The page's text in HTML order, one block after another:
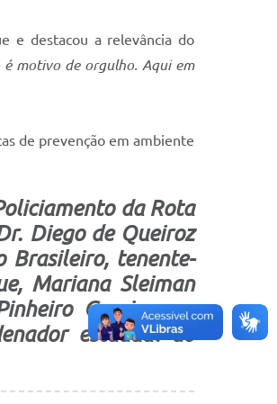
e destacou a relevância do
é motivo de orgulho. Aqui em
de prevenção em ambiente
da Rota
Diego de Queiroz
Brasileiro, tenente-
Mariana Sleiman
Garcia; e o
estadual do